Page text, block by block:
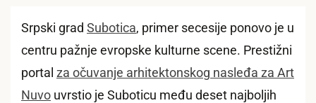
Srpski grad Subotica, primer secesije ponovo je u
centru pažnje evropske kulturne scene. Prestižni
portal za očuvanje arhitektonskog nasleđa za Art
Nuvo uvrstio je Suboticu među deset najboljih